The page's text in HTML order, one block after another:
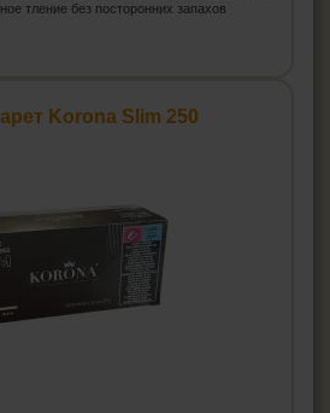
тление без посторонних запахов
Korona Slim 250